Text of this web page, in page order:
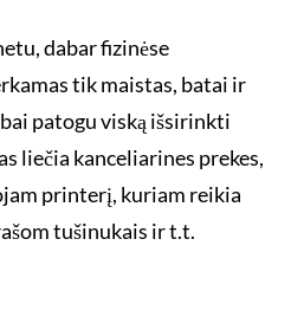
dabar fizinėse
tik maistas, batai ir
patogu viską išsirinkti
liečia kanceliarines prekes,
printerį, kuriam reikia
tušinukais ir t.t.